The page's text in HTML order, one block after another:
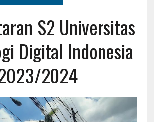
S2 Universitas
Digital Indonesia
2024